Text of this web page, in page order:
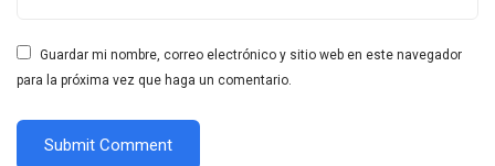
Guardar mi nombre, correo electrónico y sitio web en este navegador
para la próxima vez que haga un comentario.